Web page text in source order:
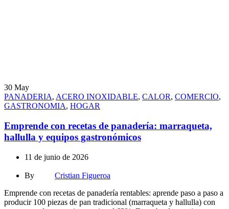
30 May
PANADERIA, ACERO INOXIDABLE, CALOR, COMERCIO,
GASTRONOMIA, HOGAR
Emprende con recetas de panadería: marraqueta,
hallulla y equipos gastronómicos
11 de junio de 2026
By
Cristian Figueroa
Emprende con recetas de panadería rentables: aprende paso a paso a
producir 100 piezas de pan tradicional (marraqueta y hallulla) con